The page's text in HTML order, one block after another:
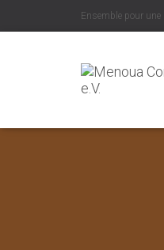
Ensemble pour